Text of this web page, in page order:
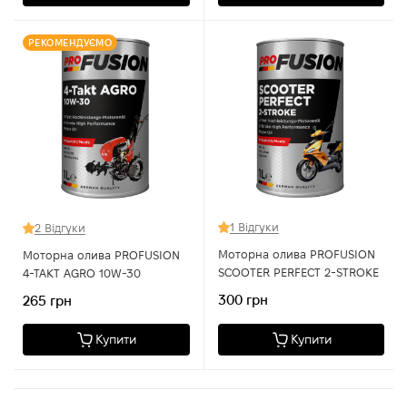
РЕКОМЕНДУЄМО
2 Відгуки
Моторна олива PROFUSION
4-TAKT AGRO 10W-30
265 грн
Купити
1 Відгуки
Моторна олива PROFUSION
SCOOTER PERFECT 2-STROKE
300 грн
Купити